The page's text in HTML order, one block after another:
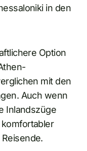
in den
Option
mit den
Auch wenn
Inlandszüge